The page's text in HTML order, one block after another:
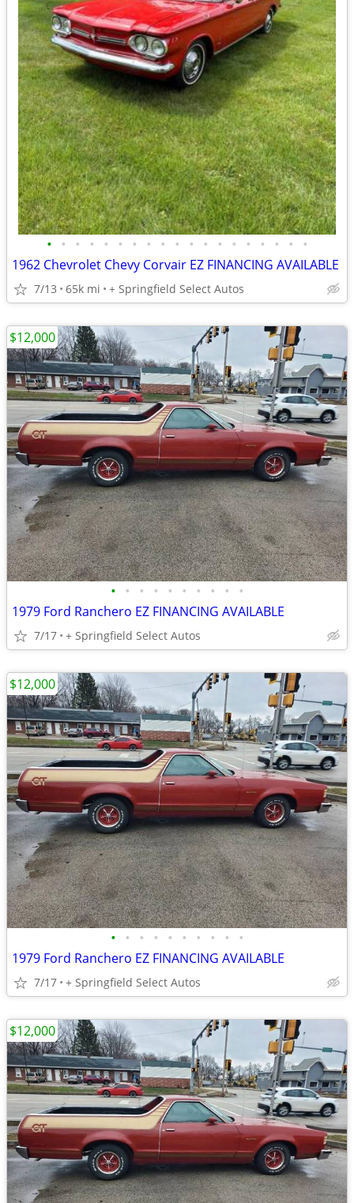
• • • • • • • • • • • • • • • • • • •
1962 Chevrolet Chevy Corvair EZ FINANCING AVAILABLE
7/13 65k mi + Springfield Select Autos
• • • • • • • • • •
1979 Ford Ranchero EZ FINANCING AVAILABLE
7/17 + Springfield Select Autos
$12,000
• • • • • • • • • •
1979 Ford Ranchero EZ FINANCING AVAILABLE
7/17 + Springfield Select Autos
$12,000
$12,000